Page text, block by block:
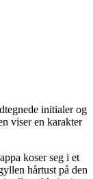
initialer og
viser en karakter
koser seg i et
hårtust på den